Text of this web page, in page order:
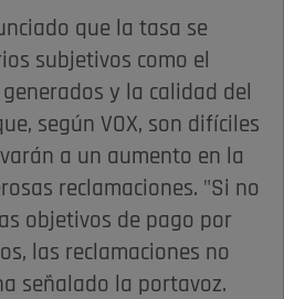
que la tasa se
subjetivos como el
y la calidad del
según VOX, son difíciles
a un aumento en la
reclamaciones. "Si no
objetivos de pago por
las reclamaciones no
señalado la portavoz.